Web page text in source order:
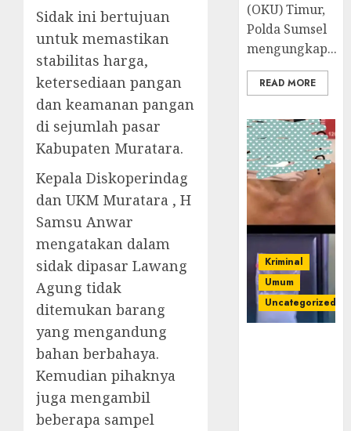
Sidak ini bertujuan
untuk memastikan
stabilitas harga,
ketersediaan pangan
dan keamanan pangan
di sejumlah pasar
Kabupaten Muratara.
Kepala Diskoperindag
dan UKM Muratara , H
Samsu Anwar
mengatakan dalam
sidak dipasar Lawang
Agung tidak
ditemukan barang
yang mengandung
bahan berbahaya.
Kemudian pihaknya
juga mengambil
beberapa sampel
(OKU) Timur,
Polda Sumsel
mengungkap...
READ MORE
Kriminal
Umum
Uncategorized